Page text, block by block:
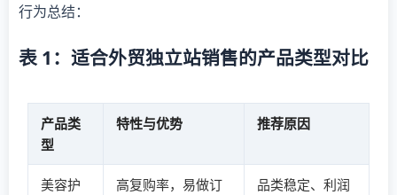
行为总结：
表 1：适合外贸独立站销售的产品类型对比
产品类
型
特性与优势 推荐原因
美容护
高复购率，易做订
品类稳定、利润